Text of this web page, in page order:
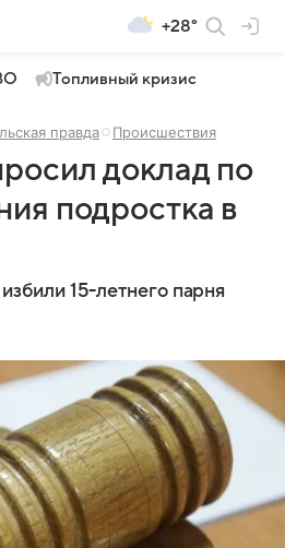
+28°
Топливный кризис
правда Происшествия
доклад по
подростка в
15-летнего парня